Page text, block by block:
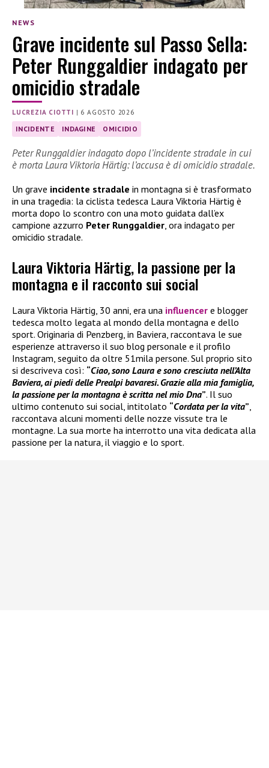
NEWS
Grave incidente sul Passo Sella:
Peter Runggaldier indagato per
omicidio stradale
LUCREZIA CIOTTI | 6 AGOSTO 2026
INCIDENTE INDAGINE OMICIDIO
Peter Runggaldier indagato dopo l’incidente stradale in cui
è morta Laura Viktoria Härtig: l’accusa è di omicidio stradale.
Un grave incidente stradale in montagna si è trasformato
in una tragedia: la ciclista tedesca Laura Viktoria Härtig è
morta dopo lo scontro con una moto guidata dall’ex
campione azzurro Peter Runggaldier , ora indagato per
omicidio stradale.
Laura Viktoria Härtig, la passione per la
montagna e il racconto sui social
Laura Viktoria Härtig, 30 anni, era una influencer e blogger
tedesca molto legata al mondo della montagna e dello
sport. Originaria di Penzberg, in Baviera, raccontava le sue
esperienze attraverso il suo blog personale e il profilo
Instagram, seguito da oltre 51mila persone. Sul proprio sito
si descriveva così: “Ciao, sono Laura e sono cresciuta nell’Alta
Baviera, ai piedi delle Prealpi bavaresi. Grazie alla mia famiglia,
la passione per la montagna è scritta nel mio Dna”. Il suo
ultimo contenuto sui social, intitolato “Cordata per la vita”
raccontava alcuni momenti delle nozze vissute tra le
montagne. La sua morte ha interrotto una vita dedicata alla
passione per la natura, il viaggio e lo sport.